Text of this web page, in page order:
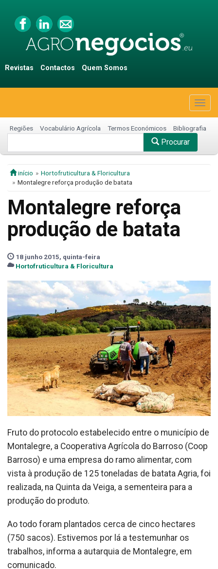
Revistas Contactos Quem Somos
Regiões Vocabulário Agrícola Termos Económicos Bibliografia
Procurar
início
Hortofruticultura & Floricultura
Montalegre reforça produção de batata
Montalegre reforça
produção de batata
18 junho 2015, quinta-feira
Hortofruticultura & Floricultura
Fruto do protocolo estabelecido entre o município de
Montalegre, a Cooperativa Agrícola do Barroso (Coop
Barroso) e uma empresa do ramo alimentar, com
vista à produção de 125 toneladas de batata Agria, foi
realizada, na Quinta da Veiga, a sementeira para a
produção do produto.
Ao todo foram plantados cerca de cinco hectares
(750 sacos). Estivemos por lá a testemunhar os
trabalhos, informa a autarquia de Montalegre, em
comunicado.